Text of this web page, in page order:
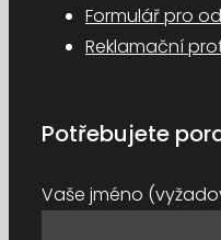
Formulář pro
Reklamační
Potřebujete
Vaše jméno